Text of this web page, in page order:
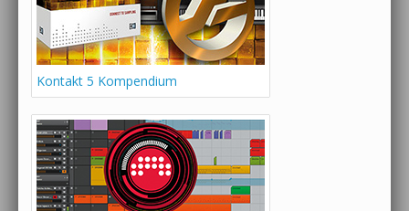
Kontakt 5 Kompendium